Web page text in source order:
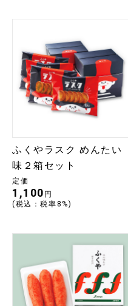
ふくやラスク めんたい
味２箱セット
定価
1,100 円
(税込：税率8%)